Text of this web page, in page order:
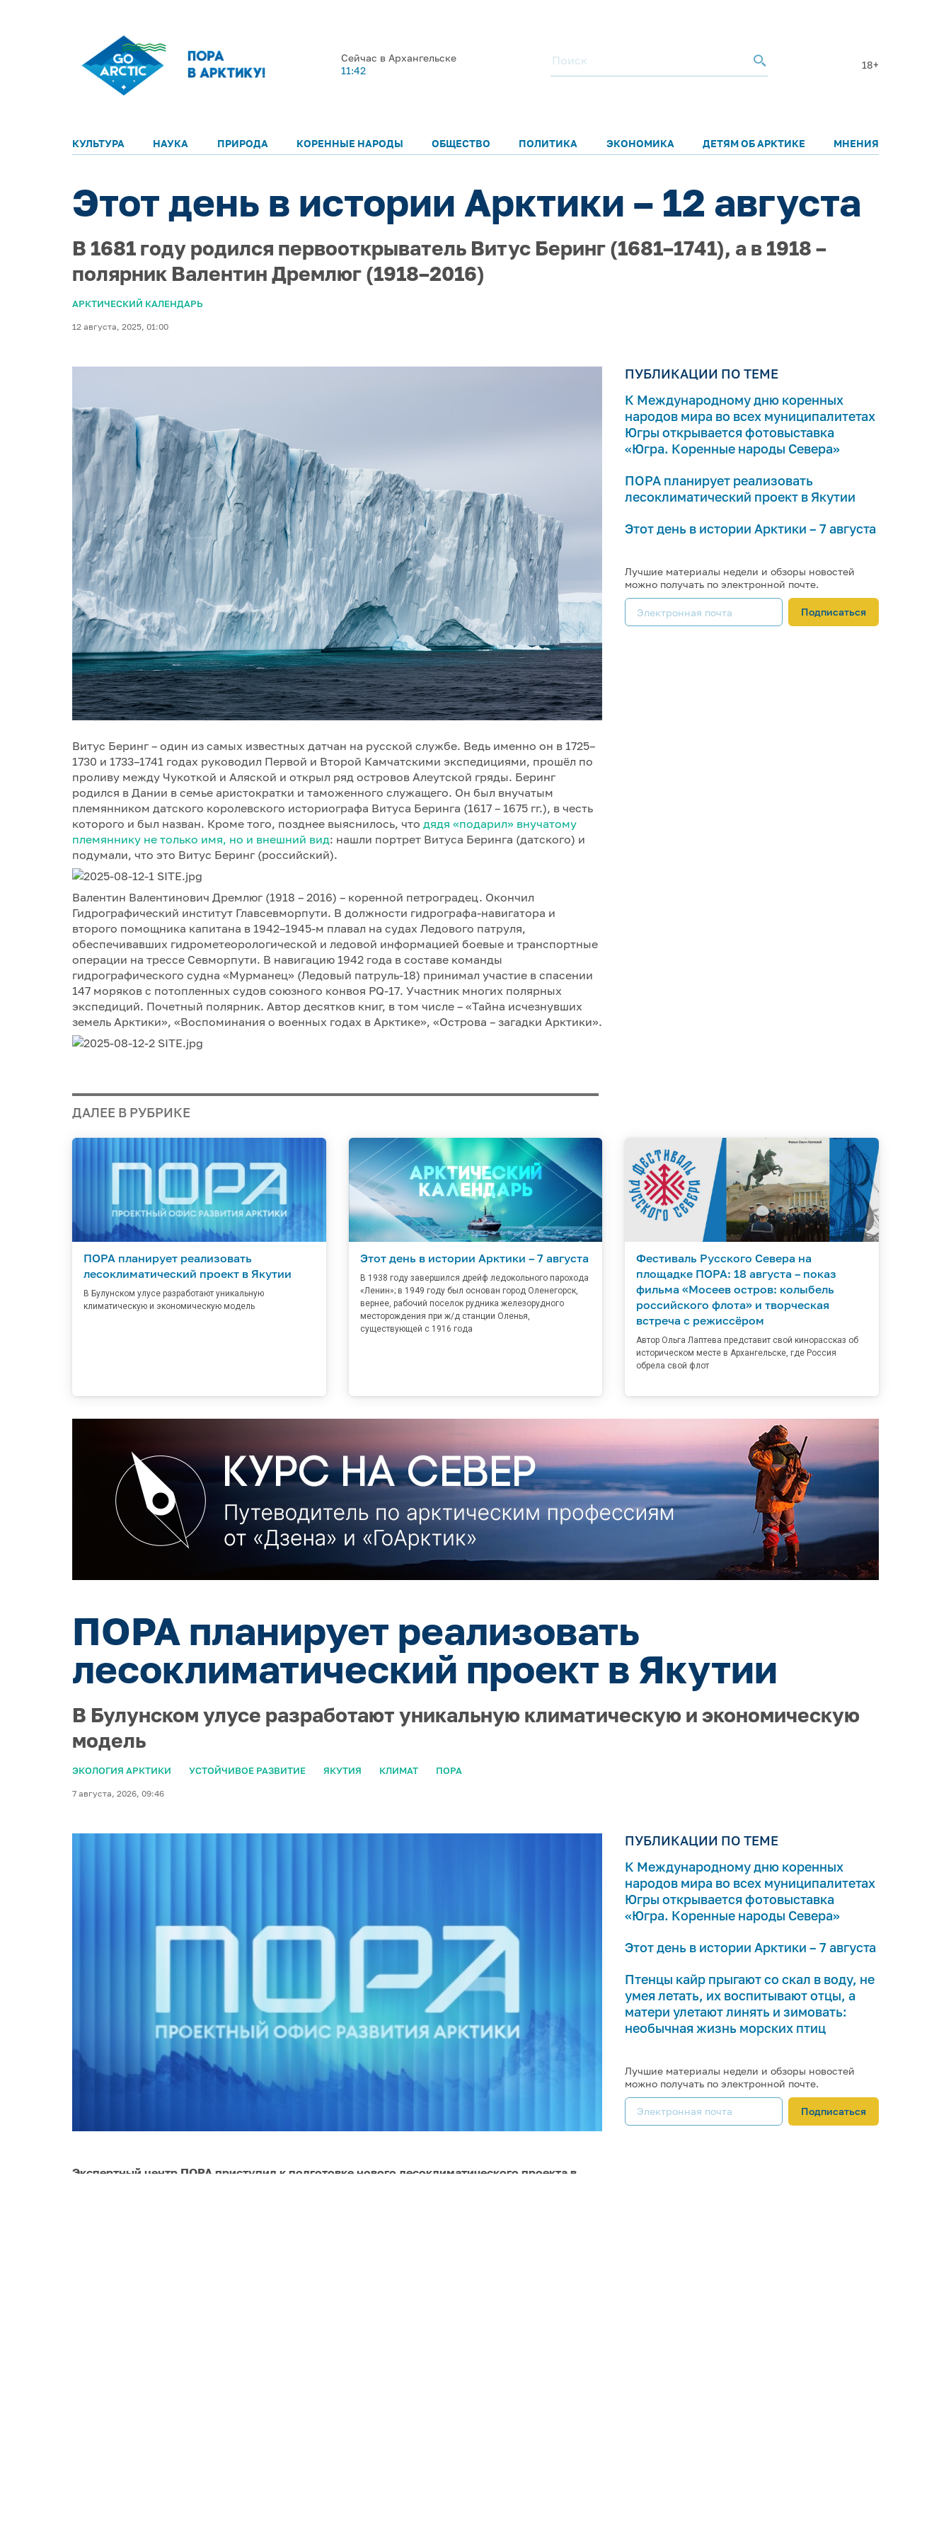
Сейчас в Архангельске
11:42
18+
КУЛЬТУРА НАУКА ПРИРОДА КОРЕННЫЕ НАРОДЫ ОБЩЕСТВО ПОЛИТИКА ЭКОНОМИКА ДЕТЯМ ОБ АРКТИКЕ МНЕНИЯ
Этот день в истории Арктики – 12 августа
В 1681 году родился первооткрыватель Витус Беринг (1681–1741), а в 1918 –
полярник Валентин Дремлюг (1918–2016)
АРКТИЧЕСКИЙ КАЛЕНДАРЬ
12 августа, 2025, 01:00
Витус Беринг – один из самых известных датчан на русской службе. Ведь именно он в 1725–
1730 и 1733–1741 годах руководил Первой и Второй Камчатскими экспедициями, прошёл по
проливу между Чукоткой и Аляской и открыл ряд островов Алеутской гряды. Беринг
родился в Дании в семье аристократки и таможенного служащего. Он был внучатым
племянником датского королевского историографа Витуса Беринга (1617 – 1675 гг.), в честь
которого и был назван. Кроме того, позднее выяснилось, что дядя «подарил» внучатому
племяннику не только имя, но и внешний вид: нашли портрет Витуса Беринга (датского) и
подумали, что это Витус Беринг (российский).
Валентин Валентинович Дремлюг (1918 – 2016) – коренной петроградец. Окончил
Гидрографический институт Главсевморпути. В должности гидрографа-навигатора и
второго помощника капитана в 1942–1945-м плавал на судах Ледового патруля,
обеспечивавших гидрометеорологической и ледовой информацией боевые и транспортные
операции на трессе Севморпути. В навигацию 1942 года в составе команды
гидрографического судна «Мурманец» (Ледовый патруль-18) принимал участие в спасении
147 моряков с потопленных судов союзного конвоя PQ-17. Участник многих полярных
экспедиций. Почетный полярник. Автор десятков книг, в том числе – «Тайна исчезнувших
земель Арктики», «Воспоминания о военных годах в Арктике», «Острова – загадки Арктики».
ПУБЛИКАЦИИ ПО ТЕМЕ
К Международному дню коренных
народов мира во всех муниципалитетах
Югры открывается фотовыставка
«Югра. Коренные народы Севера»
ПОРА планирует реализовать
лесоклиматический проект в Якутии
Этот день в истории Арктики – 7 августа
Лучшие материалы недели и обзоры новостей
можно получать по электронной почте.
Подписаться
ДАЛЕЕ В РУБРИКЕ
ПОРА планирует реализовать
лесоклиматический проект в Якутии
В Булунском улусе разработают уникальную
климатическую и экономическую модель
Этот день в истории Арктики – 7 августа
В 1938 году завершился дрейф ледокольного парохода
«Ленин»; в 1949 году был основан город Оленегорск,
вернее, рабочий поселок рудника железорудного
месторождения при ж/д станции Оленья,
существующей с 1916 года
Фестиваль Русского Севера на
площадке ПОРА: 18 августа – показ
фильма «Мосеев остров: колыбель
российского флота» и творческая
встреча с режиссёром
Автор Ольга Лаптева представит свой кинорассказ об
историческом месте в Архангельске, где Россия
обрела свой флот
ПОРА планирует реализовать
лесоклиматический проект в Якутии
В Булунском улусе разработают уникальную климатическую и экономическую
модель
ЭКОЛОГИЯ АРКТИКИ УСТОЙЧИВОЕ РАЗВИТИЕ ЯКУТИЯ КЛИМАТ ПОРА
7 августа, 2026, 09:46
Экспертный центр ПОРА приступил к подготовке нового лесоклиматического проекта в
ПУБЛИКАЦИИ ПО ТЕМЕ
К Международному дню коренных
народов мира во всех муниципалитетах
Югры открывается фотовыставка
«Югра. Коренные народы Севера»
Этот день в истории Арктики – 7 августа
Птенцы кайр прыгают со скал в воду, не
умея летать, их воспитывают отцы, а
матери улетают линять и зимовать:
необычная жизнь морских птиц
Лучшие материалы недели и обзоры новостей
можно получать по электронной почте.
Подписаться